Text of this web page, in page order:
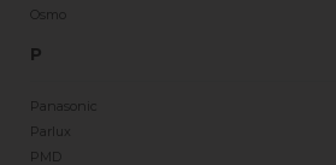
Osmo
P
Panasonic
Parlux
PMD